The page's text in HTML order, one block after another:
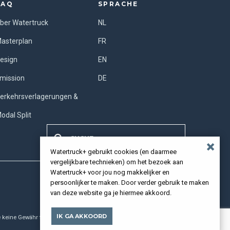
Watertruck
&
Split
SPRACHE
NL
FR
EN
DE
Gewähr für die Aktualität, Vollständigkeit und Richtigkeit der
Watertruck+ gebruikt cookies (en daarmee
vergelijkbare technieken) om het bezoek aan
Watertruck+ voor jou nog makkelijker en
persoonlijker te maken. Door verder gebruik te maken
van deze website ga je hiermee akkoord.
IK GA AKKOORD